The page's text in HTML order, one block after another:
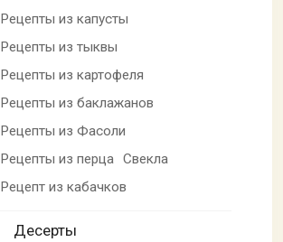
Рецепты из капусты
Рецепты из тыквы
Рецепты из картофеля
Рецепты из баклажанов
Рецепты из Фасоли
Рецепты из перца Свекла
Рецепт из кабачков
Десерты